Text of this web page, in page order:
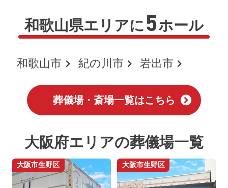
和歌山県エリアに5ホール
和歌山市 紀の川市 岩出市
葬儀場・斎場一覧はこちら
大阪府エリアの葬儀場一覧
大阪市生野区 大阪市生野区